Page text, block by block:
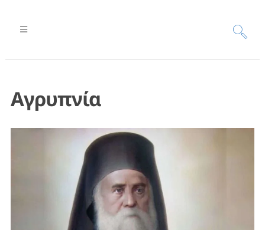
Αγρυπνία